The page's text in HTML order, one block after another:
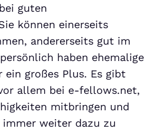
guten
können einerseits
andererseits gut im
haben ehemalige
großes Plus. Es gibt
allem bei e-fellows.net,
mitbringen und
weiter dazu zu